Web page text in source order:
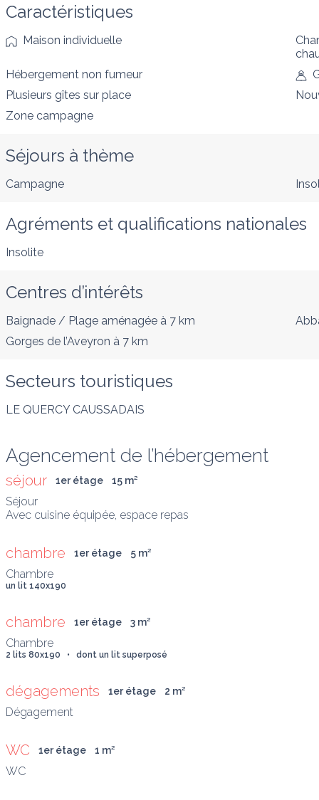
Caractéristiques
Maison individuelle
Hébergement non fumeur
Plusieurs gîtes sur place
Zone campagne
Séjours à thème
Campagne
Agréments et qualifications nationales
Insolite
Centres d’intérêts
Baignade / Plage aménagée à 7 km
Gorges de l’Aveyron à 7 km
Secteurs touristiques
LE QUERCY CAUSSADAIS
Agencement de l’hébergement
séjour 1er étage 15 m²
Séjour
Avec cuisine équipée, espace repas
chambre 1er étage 5 m²
Chambre
un lit 140x190
chambre 1er étage 3 m²
Chambre
2 lits 80x190   •   dont un lit superposé
dégagements 1er étage 2 m²
Dégagement
WC 1er étage 1 m²
WC